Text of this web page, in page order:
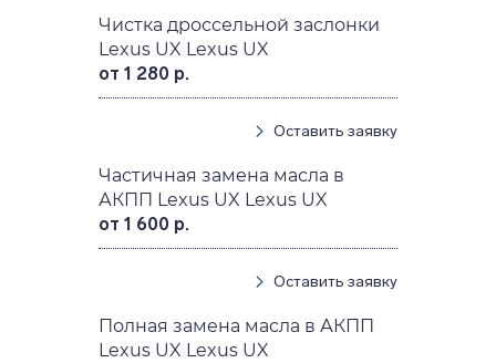
Чистка дроссельной заслонки
Lexus UX Lexus UX
от 1 280 р.
Оставить заявку
Частичная замена масла в
АКПП Lexus UX Lexus UX
от 1 600 р.
Оставить заявку
Полная замена масла в АКПП
Lexus UX Lexus UX